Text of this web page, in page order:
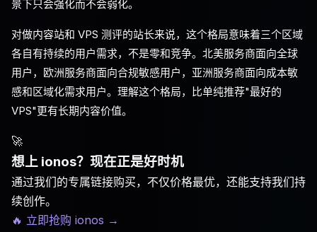
景下只会强化而不会弱化。
对做内容站和 VPS 测评的站长来说，这个格局意味着三个区域
各自有持续的用户需求，不是零和竞争。北美服务商面向全球
用户，欧洲服务商面向合规敏感用户，亚洲服务商面向成本敏
感和区域化需求用户。理解这个格局，比单纯推荐"最好的
VPS"更有长期内容价值。
🚀
想上 ionos？现在正是好时机
通过我们的专属链接购买，不仅价格最优，还能支持我们持
续创作。
🔥 立即抢购 ionos →